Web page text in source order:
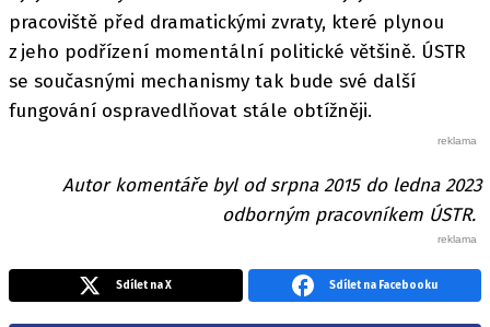
pracoviště před dramatickými zvraty, které plynou
z jeho podřízení momentální politické většině. ÚSTR
se současnými mechanismy tak bude své další
fungování ospravedlňovat stále obtížněji.
Autor komentáře byl od srpna 2015 do ledna 2023
odborným pracovníkem ÚSTR.
Sdílet na X Sdílet na Facebooku